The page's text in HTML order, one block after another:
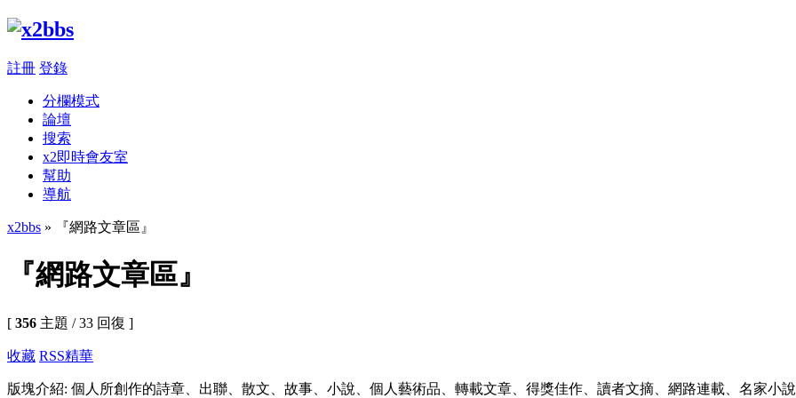
註冊 登錄
分欄模式
論壇
搜索
x2即時會友室
幫助
導航
x2bbs » 『網路文章區』
『網路文章區』
[ 356 主題 / 33 回復 ]
收藏 RSS精華
版塊介紹: 個人所創作的詩章、出聯、散文、故事、小說、個人藝術品、轉載文章、得獎佳作、讀者文摘、網路連載、名家小